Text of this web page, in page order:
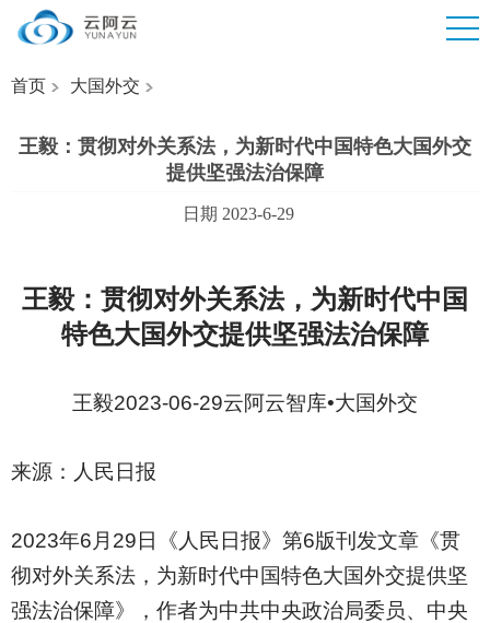
首页 大国外交
王毅：贯彻对外关系法，为新时代中国特色大国外交
提供坚强法治保障
日期 2023-6-29
王毅：贯彻对外关系法，为新时代中国
特色大国外交提供坚强法治保障
王毅2023-06-29云阿云智库•大国外交
来源：人民日报
2023年6月29日《人民日报》第6版刊发文章《贯
彻对外关系法，为新时代中国特色大国外交提供坚
强法治保障》，作者为中共中央政治局委员、中央